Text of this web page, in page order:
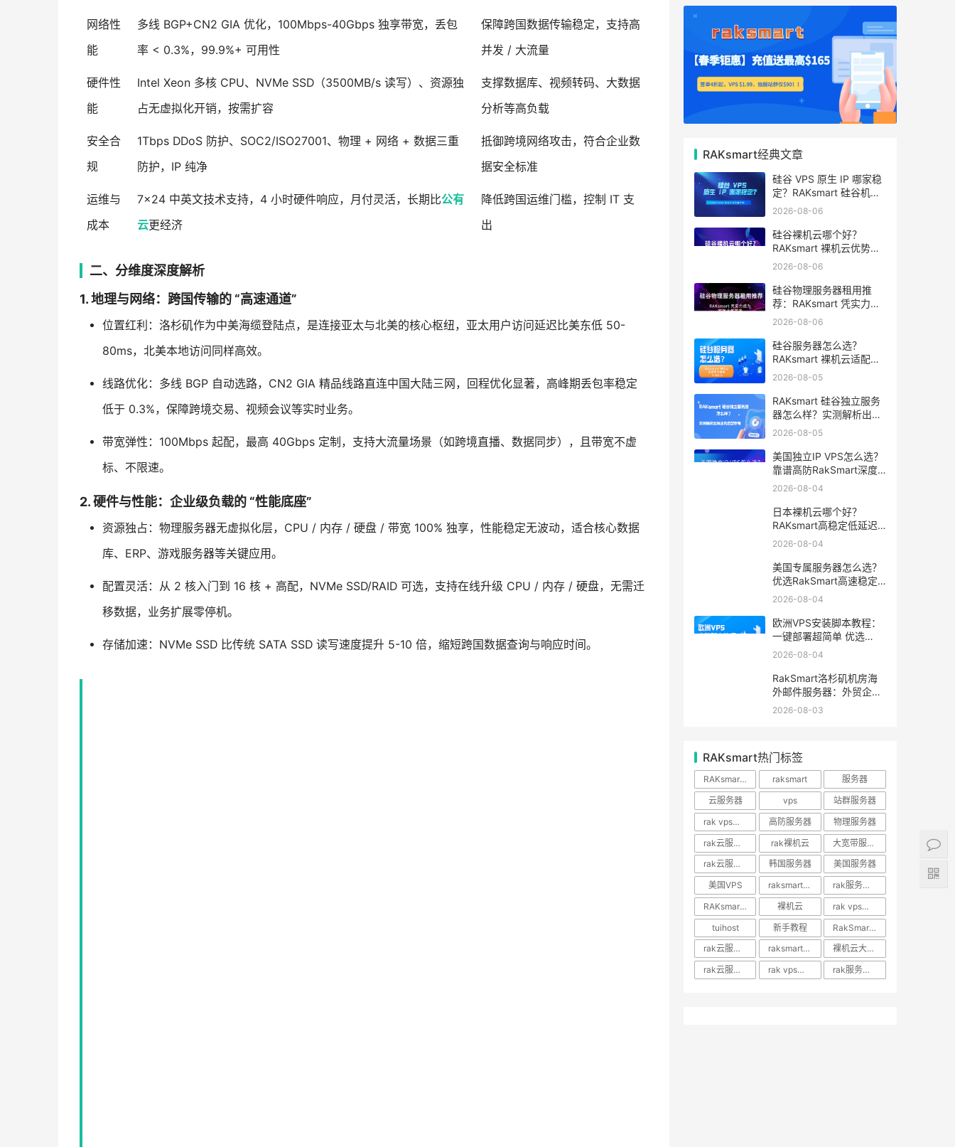
网络性
能
多线 BGP+CN2 GIA 优化，100Mbps-40Gbps 独享带宽，丢包
率 < 0.3%，99.9%+ 可用性
保障跨国数据传输稳定，支持高
并发 / 大流量
硬件性
能
Intel Xeon 多核 CPU、NVMe SSD（3500MB/s 读写）、资源独
占无虚拟化开销，按需扩容
支撑数据库、视频转码、大数据
分析等高负载
安全合
规
1Tbps DDoS 防护、SOC2/ISO27001、物理 + 网络 + 数据三重
防护，IP 纯净
抵御跨境网络攻击，符合企业数
据安全标准
运维与
成本
7×24 中英文技术支持，4 小时硬件响应，月付灵活，长期比公有
云更经济
降低跨国运维门槛，控制 IT 支
出
二、分维度深度解析
1. 地理与网络：跨国传输的 “高速通道”
位置红利：洛杉矶作为中美海缆登陆点，是连接亚太与北美的核心枢纽，亚太用户访问延迟比美东低 50-
80ms，北美本地访问同样高效。
线路优化：多线 BGP 自动选路，CN2 GIA 精品线路直连中国大陆三网，回程优化显著，高峰期丢包率稳定
低于 0.3%，保障跨境交易、视频会议等实时业务。
带宽弹性：100Mbps 起配，最高 40Gbps 定制，支持大流量场景（如跨境直播、数据同步），且带宽不虚
标、不限速。
2. 硬件与性能：企业级负载的 “性能底座”
资源独占：物理服务器无虚拟化层，CPU / 内存 / 硬盘 / 带宽 100% 独享，性能稳定无波动，适合核心数据
库、ERP、游戏服务器等关键应用。
配置灵活：从 2 核入门到 16 核 + 高配，NVMe SSD/RAID 可选，支持在线升级 CPU / 内存 / 硬盘，无需迁
移数据，业务扩展零停机。
存储加速：NVMe SSD 比传统 SATA SSD 读写速度提升 5-10 倍，缩短跨国数据查询与响应时间。
RAKsmart经典文章
硅谷 VPS 原生 IP 哪家稳
定？RAKsmart 硅谷机房
深度评测
2026-08-06
硅谷裸机云哪个好？
RAKsmart 裸机云优势全
解析
2026-08-06
硅谷物理服务器租用推
荐：RAKsmart 凭实力成
为跨境业务首选
2026-08-06
硅谷服务器怎么选？
RAKsmart 裸机云适配跨
境电商 手游后台
2026-08-05
RAKsmart 硅谷独立服务
器怎么样？实测解析出海
业务选型参考
2026-08-05
美国独立IP VPS怎么选？
靠谱高防RakSmart深度
推荐
2026-08-04
日本裸机云哪个好？
RAKsmart高稳定低延迟
裸机云深度测评
2026-08-04
美国专属服务器怎么选？
优选RakSmart高速稳定
独立服务器
2026-08-04
欧洲VPS安装脚本教程：
一键部署超简单 优选
RakSmart欧洲机房
2026-08-04
RakSmart洛杉矶机房海
外邮件服务器：外贸企业
跨境邮件收发优选
2026-08-03
RAKsmart热门标签
RAKsmart服务器 raksmart
服务器
云服务器
vps
站群服务器
rak vps优惠
高防服务器
物理服务器
rak云服务器推荐
rak裸机云
大宽带服务器
rak云服务器优惠
韩国服务器
美国服务器
美国VPS
raksmart裸机云
rak服务器评测
RAKsmart服务器评测
裸机云
rak vps价格
tuihost
新手教程
RakSmart美国VPS
rak云服务器价格
raksmart美国云服务器
裸机云大宽带服务器
rak云服务器评测
rak vps评测 rak服务器优惠